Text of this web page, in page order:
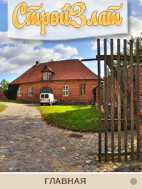
ГЛАВНАЯ